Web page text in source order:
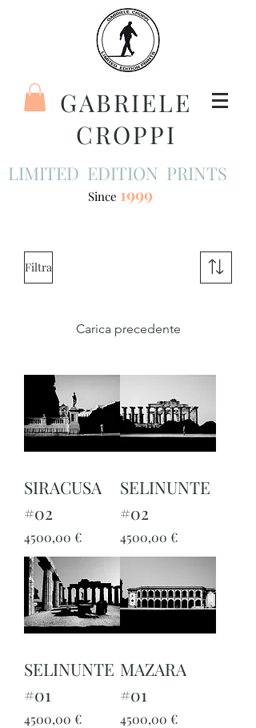
GABRIELE
CROPPI
LIMITED EDITION PRINTS
Since 1999
Filtra
Carica precedente
SIRACUSA
#02
Prezzo
4500,00 €
SELINUNTE
#02
Prezzo
4500,00 €
SELINUNTE
#01
Prezzo
4500,00 €
MAZARA
#01
Prezzo
4500,00 €